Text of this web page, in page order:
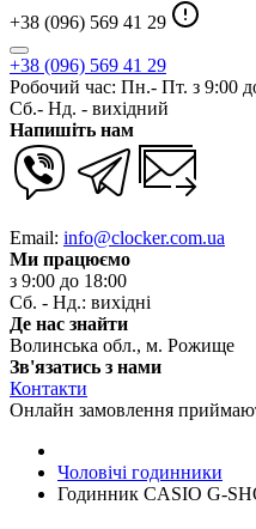
+38 (096) 569 41 29
+38 (096) 569 41 29
Робочий час: Пн.- Пт. з 9:00
Сб.- Нд. - вихідний
Напишіть нам
Email: info@clocker.com.ua
Ми працюємо
з 9:00 до 18:00
Сб. - Нд.: вихідні
Де нас знайти
Волинська обл., м. Рожище
Зв'язатись з нами
Контакти
Онлайн замовлення
Чоловічі годинники
Годинник CASIO G-